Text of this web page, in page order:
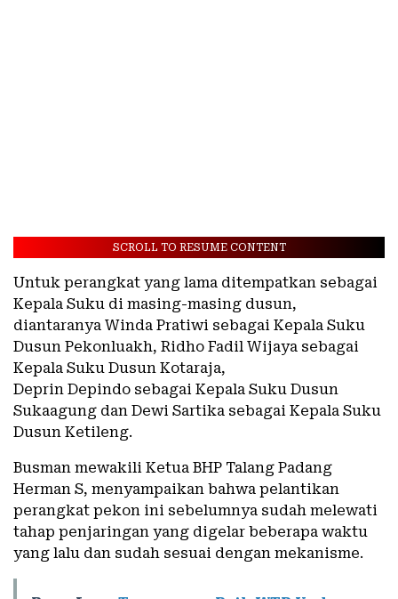
SCROLL TO RESUME CONTENT
Untuk perangkat yang lama ditempatkan sebagai
Kepala Suku di masing-masing dusun,
diantaranya Winda Pratiwi sebagai Kepala Suku
Dusun Pekonluakh, Ridho Fadil Wijaya sebagai
Kepala Suku Dusun Kotaraja,
Deprin Depindo sebagai Kepala Suku Dusun
Sukaagung dan Dewi Sartika sebagai Kepala Suku
Dusun Ketileng.
Busman mewakili Ketua BHP Talang Padang
Herman S, menyampaikan bahwa pelantikan
perangkat pekon ini sebelumnya sudah melewati
tahap penjaringan yang digelar beberapa waktu
yang lalu dan sudah sesuai dengan mekanisme.